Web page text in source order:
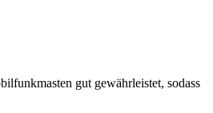
gut gewährleistet, sodass